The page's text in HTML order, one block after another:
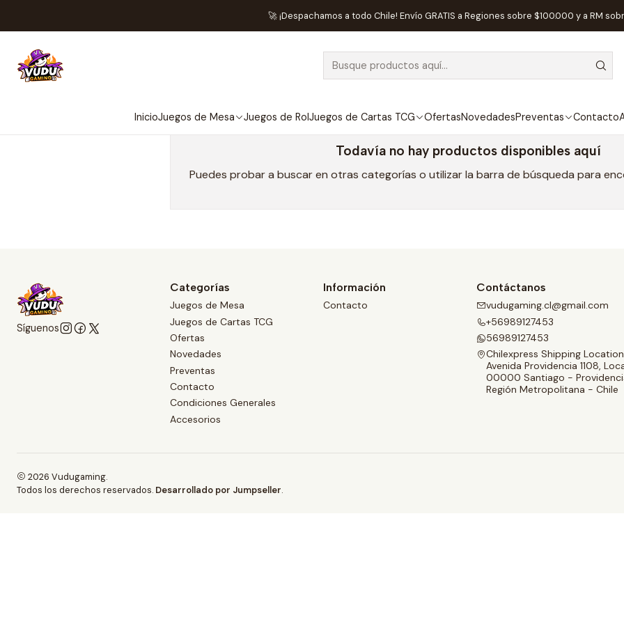
InicioJuegos de Mesa Juegos de RolJuegos de Cartas TCG OfertasNovedadesPreventas Contacto
🚀 ¡Despachamos a todo Chile! Envío GRATIS a Regiones sobre $100.000 y a RM
Inicio Preventas Matagot
Matagot
Todavía no hay productos disponibles aquí
Puedes probar a buscar en otras categorías o utilizar la barra de búsqueda para
Síguenos
Categorías
Juegos de Mesa
Juegos de Cartas TCG
Ofertas
Novedades
Preventas
Contacto
Condiciones Generales
Accesorios
Información
Contacto
Contáctanos
vudugaming.cl@gmail.com
+56989127453
56989127453
Chilexpress Shipping Location
Avenida Providencia 1108,
00000 Santiago -
Región Metropolitana - Chile
2026 Vudugaming.
Todos los derechos reservados. Desarrollado por Jumpseller.